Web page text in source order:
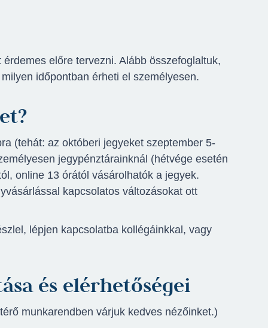
előre tervezni. Alább összefoglaltuk,
időpontban érheti el személyesen.
(tehát: az októberi jegyeket szeptember 5-
jegypénztárainknál (hétvége esetén
online 13 órától vásárolhatók a jegyek.
kapcsolatos változásokat ott
lépjen kapcsolatba kollégáinkkal, vagy
és elérhetőségei
munkarendben várjuk kedves nézőinket.)